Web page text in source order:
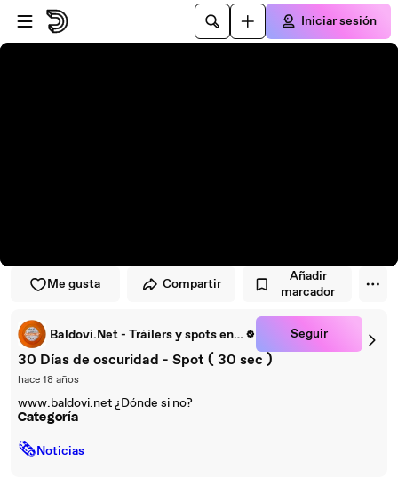
Saltar al reproductor
Saltar al contenido principal
Iniciar sesión
Me gusta Compartir
Añadir
marcador
Baldovi.Net - Tráilers y spots en español Seguir
30 Días de oscuridad - Spot ( 30 sec )
hace 18 años
www.baldovi.net ¿Dónde si no?
Categoría
🗞Noticias